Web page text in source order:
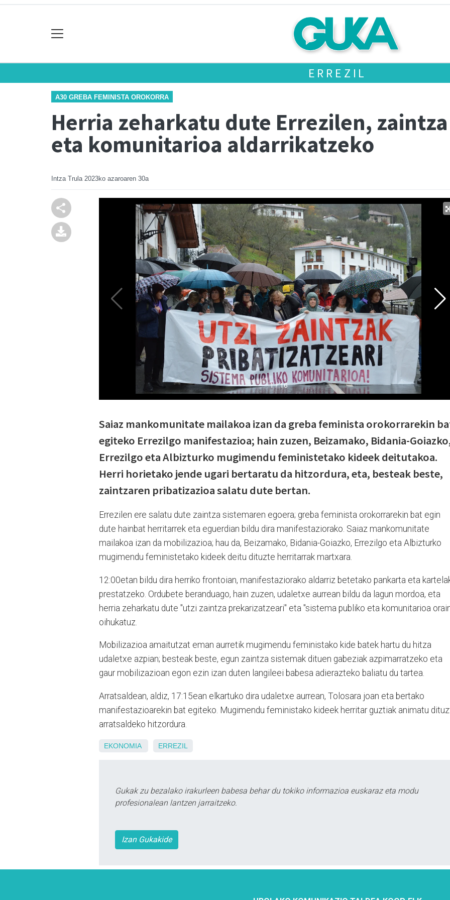
ERREZIL
A30 GREBA FEMINISTA OROKORRA
Herria zeharkatu dute Errezilen,
eta komunitarioa aldarrikatzeko
Intza Trula 2023ko azaroaren 30a
Saiaz mankomunitate mailakoa izan da greba feminista orokorrarekin
egiteko Errezilgo manifestazioa; hain zuzen, Beizamako, Bidania-
Errezilgo eta Albizturko mugimendu feministetako kideek deitutakoa.
Herri horietako jende ugari bertaratu da hitzordura, eta, besteak beste,
zaintzaren pribatizazioa salatu dute bertan.
Errezilen ere salatu dute zaintza sistemaren egoera; greba feminista orokorrarekin bat egin
dute hainbat herritarrek eta eguerdian bildu dira manifestaziorako. Saiaz mankomunitate
mailakoa izan da mobilizazioa; hau da, Beizamako, Bidania-Goiazko, Errezilgo eta Albizturko
mugimendu feministetako kideek deitu dituzte herritarrak martxara.
12:00etan bildu dira herriko frontoian, manifestaziorako aldarriz betetako pankarta eta
prestatzeko. Ordubete beranduago, hain zuzen, udaletxe aurrean bildu da lagun mordoa, eta
herria zeharkatu dute "utzi zaintza prekarizatzeari" eta "sistema publiko eta komunitarioa
oihukatuz.
Mobilizazioa amaitutzat eman aurretik mugimendu feministako kide batek hartu du hitza
udaletxe azpian; besteak beste, egun zaintza sistemak dituen gabeziak azpimarratzeko eta
gaur mobilizazioan egon ezin izan duten langileei babesa adierazteko baliatu du tartea.
Arratsaldean, aldiz, 17:15ean elkartuko dira udaletxe aurrean, Tolosara joan eta bertako
manifestazioarekin bat egiteko. Mugimendu feministako kideek herritar guztiak animatu
arratsaldeko hitzordura.
EKONOMIA ERREZIL
Gukak zu bezalako irakurleen babesa behar du tokiko informazioa euskaraz eta modu
profesionalean lantzen jarraitzeko.
Izan Gukakide